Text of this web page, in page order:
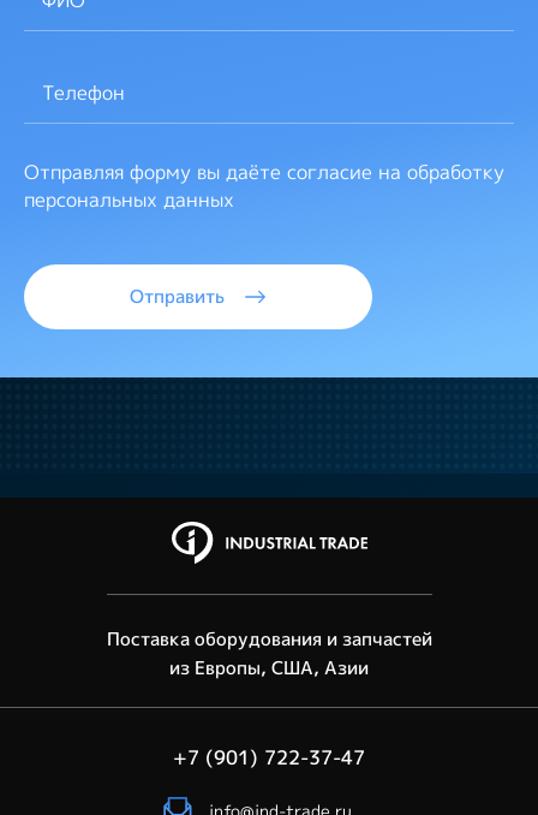
Отправляя форму вы даёте согласие на обработку
персональных данных
Отправить
Поставка оборудования и запчастей
из Европы, США, Азии
+7 (901) 722-37-47
info@ind-trade.ru